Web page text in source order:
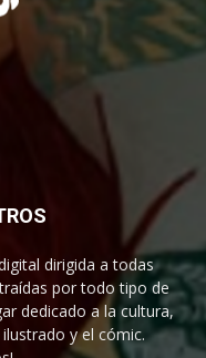
dirigida a todas
por todo tipo de
dedicado a la cultura,
y el cómic.